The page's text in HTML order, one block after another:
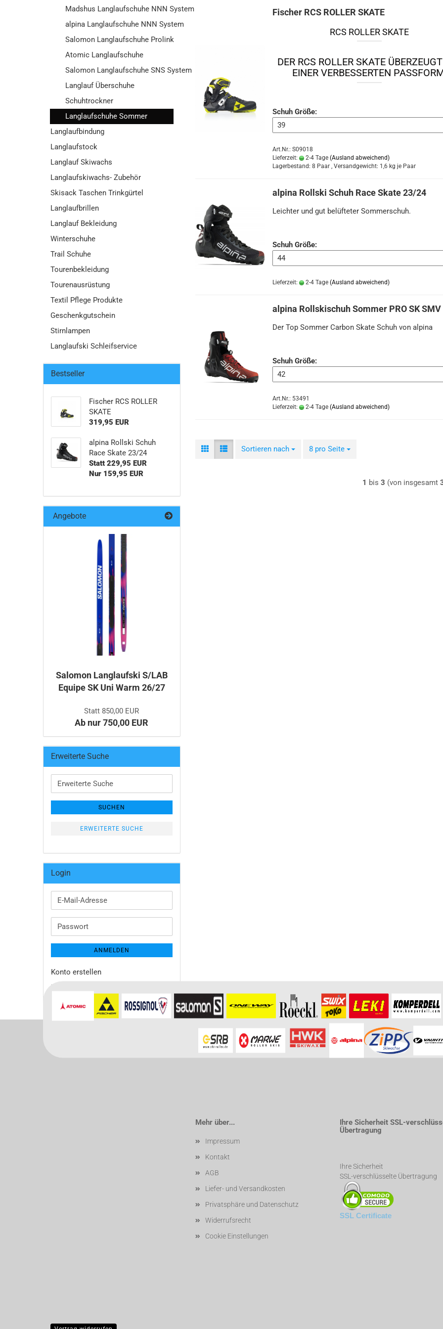
Fischer RCS ROLLER SKATE
RCS ROLLER SKATE
DER RCS ROLLER SKATE
EINER VERBESSERTEN
Schuh Größe:
Art.Nr.: S09018
Lieferzeit:
2-4 Tage (Ausland abweichend)
Lagerbestand: 8 Paar , Versandgewicht: 1,6 kg je Paar
alpina Rollski Schuh Race Skate 23/24
Leichter und gut belüfteter Sommerschuh.
Schuh Größe:
Lieferzeit: 2-4 Tage (Ausland abweichend)
alpina Rollskischuh Sommer PRO SK
Der Top Sommer Carbon Skate Schuh von alpina
Schuh Größe:
Art.Nr.: 53491
Lieferzeit:
2-4 Tage (Ausland abweichend)
Sortieren nach
Sortieren nach 8 pro Seite
pro Seite
1 bis 3 (von insgesamt
Madshus Langlaufschuhe NNN System
alpina Langlaufschuhe NNN System
Salomon Langlaufschuhe Prolink
Atomic Langlaufschuhe
Salomon Langlaufschuhe SNS System
Langlauf Überschuhe
Schuhtrockner
Langlaufschuhe Sommer
Langlaufbindung
Langlaufstock
Langlauf Skiwachs
Langlaufskiwachs- Zubehör
Skisack Taschen Trinkgürtel
Langlaufbrillen
Langlauf Bekleidung
Winterschuhe
Trail Schuhe
Tourenbekleidung
Tourenausrüstung
Textil Pflege Produkte
Geschenkgutschein
Stirnlampen
Langlaufski Schleifservice
Bestseller
Fischer RCS ROLLER
SKATE
319,95 EUR
alpina Rollski Schuh
Race Skate 23/24
Statt 229,95 EUR
Nur 159,95 EUR
Angebote
Salomon Langlaufski S/LAB
Equipe SK Uni Warm 26/27
Statt 850,00 EUR
Ab nur 750,00 EUR
Erweiterte Suche
Suche
SUCHEN
ERWEITERTE SUCHE
Login
E-
Mail-
Passwort
ANMELDEN
Konto erstellen
Passwort vergessen?
Mehr über...
Impressum
Kontakt
AGB
Liefer- und Versandkosten
Privatsphäre und Datenschutz
Widerrufsrecht
Cookie Einstellungen
Ihre Sicherheit SSL-
Übertragung
Ihre Sicherheit
SSL-verschlüsselte Übertragung
SSL Certificate